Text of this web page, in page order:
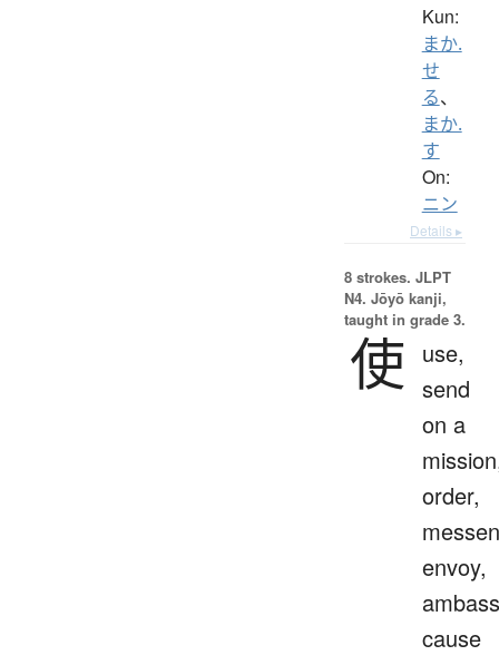
Kun:
まか.
せ
る、
まか.
す
On:
ニン
Details ▸
8 strokes. JLPT
N4. Jōyō kanji,
taught in grade 3.
使
use,
send
on a
order,
envoy,
cause